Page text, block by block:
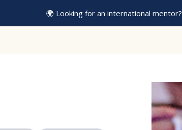
🌍 Looking for an international mentor?